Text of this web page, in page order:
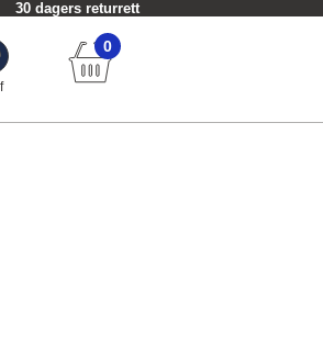
30 dagers returrett
0